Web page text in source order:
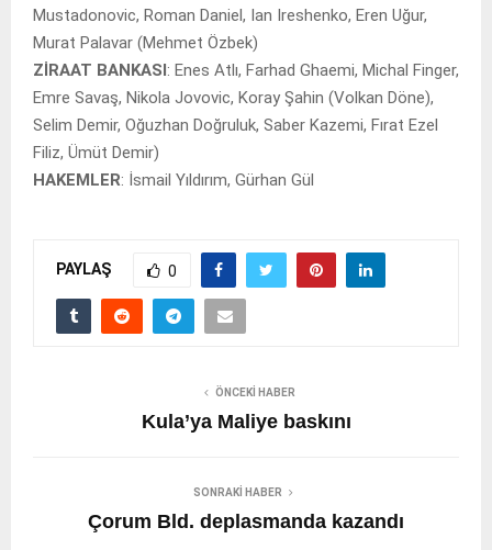
Mustadonovic, Roman Daniel, Ian Ireshenko, Eren Uğur,
Murat Palavar (Mehmet Özbek)
ZİRAAT BANKASI: Enes Atlı, Farhad Ghaemi, Michal Finger,
Emre Savaş, Nikola Jovovic, Koray Şahin (Volkan Döne),
Selim Demir, Oğuzhan Doğruluk, Saber Kazemi, Fırat Ezel
Filiz, Ümüt Demir)
HAKEMLER: İsmail Yıldırım, Gürhan Gül
PAYLAŞ 0
ÖNCEKI HABER
Kula’ya Maliye baskını
SONRAKI HABER
Çorum Bld. deplasmanda kazandı